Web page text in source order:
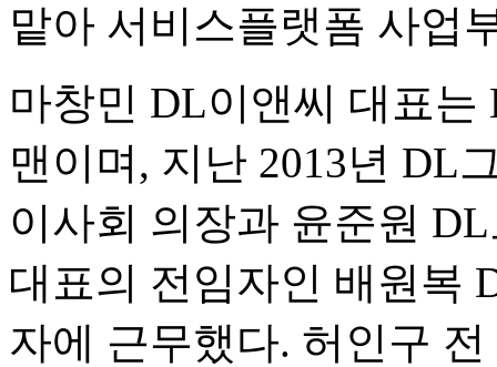
맡아 서비스플랫폼 사업
마창민 DL이앤씨 대표는
맨이며, 지난 2013년 DL
이사회 의장과 윤준원
대표의 전임자인 배원복
자에 근무했다. 허인구